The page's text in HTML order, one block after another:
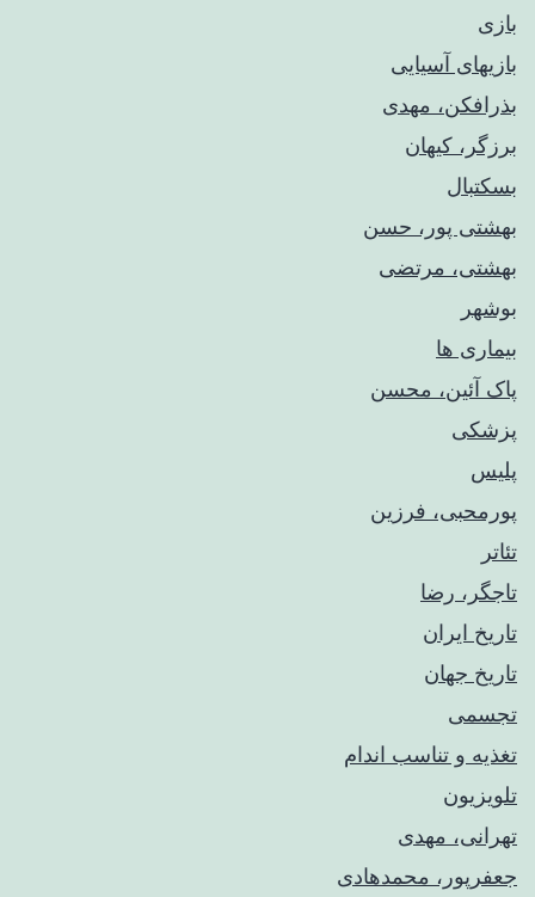
بازی
بازیهای آسیایی
بذرافکن، مهدی
برزگر، کیهان
بسکتبال
بهشتی پور، حسن
بهشتی، مرتضی
بوشهر
بیماری ها
پاک آئین، محسن
پزشکی
پلیس
پورمحبی، فرزین
تئاتر
تاجگر، رضا
تاریخ ایران
تاریخ جهان
تجسمی
تغذیه و تناسب اندام
تلویزیون
تهرانی، مهدی
جعفرپور، محمدهادی